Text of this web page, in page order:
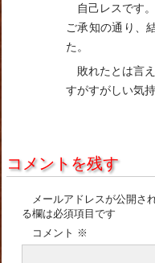
自己レスです。
ご承知の通り、
た。
敗れたとは言
すがすがしい気
コメントを残す
メールアドレスが公開さ
る欄は必須項目です
コメント ※